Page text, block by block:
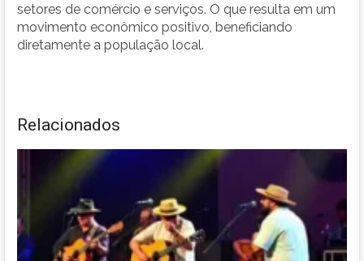
setores de comércio e serviços. O que resulta em um
movimento econômico positivo, beneficiando
diretamente a população local.
Relacionados